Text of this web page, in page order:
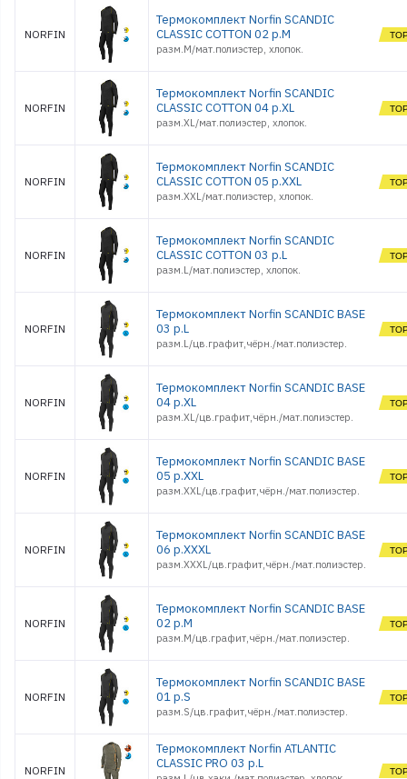
NORFIN
Термокомплект Norfin SCANDIC
CLASSIC COTTON 02 р.M
разм.M/мат.полиэстер, хлопок.
NORFIN
Термокомплект Norfin SCANDIC
CLASSIC COTTON 04 р.XL
разм.XL/мат.полиэстер, хлопок.
NORFIN
Термокомплект Norfin SCANDIC
CLASSIC COTTON 05 р.XXL
разм.XXL/мат.полиэстер, хлопок.
NORFIN
Термокомплект Norfin SCANDIC
CLASSIC COTTON 03 р.L
разм.L/мат.полиэстер, хлопок.
NORFIN
Термокомплект Norfin SCANDIC BASE
03 р.L
разм.L/цв.графит,чёрн./мат.полиэстер.
NORFIN
Термокомплект Norfin SCANDIC BASE
04 р.XL
разм.XL/цв.графит,чёрн./мат.полиэстер.
NORFIN
Термокомплект Norfin SCANDIC BASE
05 р.XXL
разм.XXL/цв.графит,чёрн./мат.полиэстер.
NORFIN
Термокомплект Norfin SCANDIC BASE
06 р.XXXL
разм.XXXL/цв.графит,чёрн./мат.полиэстер.
NORFIN
Термокомплект Norfin SCANDIC BASE
02 р.M
разм.M/цв.графит,чёрн./мат.полиэстер.
NORFIN
Термокомплект Norfin SCANDIC BASE
01 р.S
разм.S/цв.графит,чёрн./мат.полиэстер.
NORFIN
Термокомплект Norfin ATLANTIC
CLASSIC PRO 03 р.L